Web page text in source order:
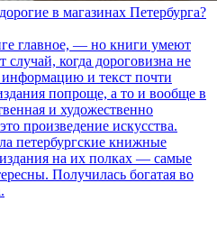
в магазинах Петербурга?
главное, — но книги умеют
случай, когда дороговизна не
и текст почти
попроще, а то и вообще в
и художественно
произведение искусства.
петербургские книжные
на их полках — самые
Получилась богатая во